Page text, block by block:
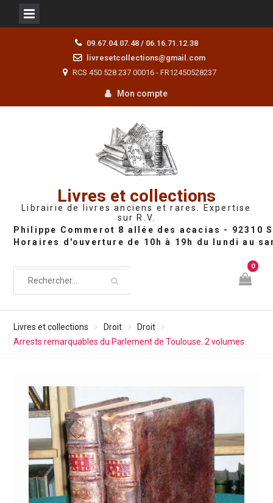
09.67.04.07.48 / 06.16.71.12.38
livresetcollections@gmail.com
RCS 450 528 237 00016 - FR12450528237
Mon compte
Livres et collections
Librairie de livres anciens et rares. Expertise
sur R.V.
0
Livres et collections Droit
Droit
Arrests remarquables du Parlement de Toulouse. 2 volumes.